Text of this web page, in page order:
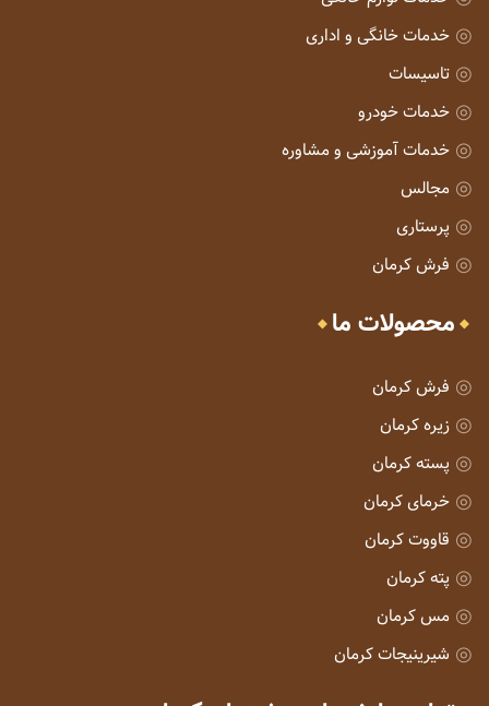
خدمات خانگی و اداری
تاسیسات
خدمات خودرو
خدمات آموزشی و مشاوره
مجالس
پرستاری
فرش کرمان
محصولات ما
فرش کرمان
زیره کرمان
پسته کرمان
خرمای کرمان
قاووت کرمان
پته کرمان
مس کرمان
شیرینیجات کرمان